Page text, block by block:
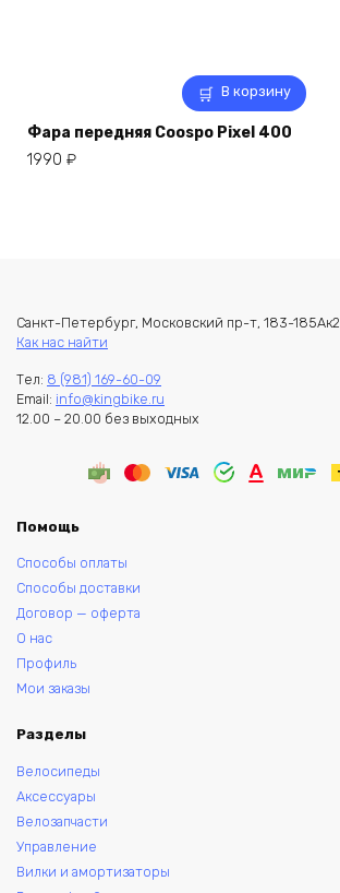
В корзину
Фара передняя Coospo Pixel 400
1990 ₽
Санкт-Петербург, Московский пр-т, 183-185Ак2
Как нас найти
Тел: 8 (981) 169-60-09
Email: info@kingbike.ru
12.00 – 20.00 без выходных
Помощь
Способы оплаты
Способы доставки
Договор — оферта
О нас
Профиль
Мои заказы
Разделы
Велосипеды
Аксессуары
Велозапчасти
Управление
Вилки и амортизаторы